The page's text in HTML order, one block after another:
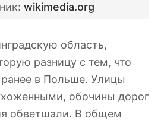
wikimedia.org
область,
разницу с тем, что
в Польше. Улицы
обочины дорог
обветшали. В общем